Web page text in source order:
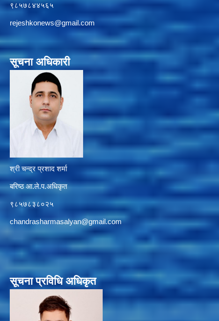
९८५७८४४५६५
rejeshkonews@gmail.com
सूचना अधिकारी
श्री चन्द्र प्रशाद शर्मा
बरिष्ठ आ.ले.प.अधिकृत
९८५७८३८०२५
chandrasharmasalyan@gmail.com
सूचना प्रविधि अधिकृत